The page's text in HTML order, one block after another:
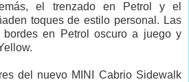
el trenzado en Petrol y el
toques de estilo personal. Las
bordes en Petrol oscuro a juego y
del nuevo MINI Cabrio Sidewalk